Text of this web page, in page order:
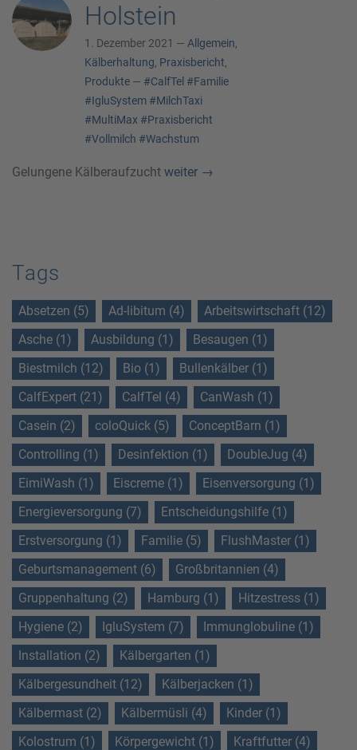
Holstein
1. Dezember 2021 — Allgemein,
Kälberhaltung, Praxisbericht,
Produkte — #CalfTel #Familie
#IgluSystem #MilchTaxi
#MultiMax #Praxisbericht
#Vollmilch #Wachstum
Gelungene Kälberaufzucht weiter →
Tags
Absetzen (5) Ad-libitum (4)
Arbeitswirtschaft (12)
Asche (1)
Ausbildung (1)
Besaugen (1)
Biestmilch (12)
Bio (1)
Bullenkälber (1)
CalfExpert (21)
CalfTel (4)
CanWash (1)
Casein (2)
coloQuick (5)
ConceptBarn (1)
Controlling (1)
Desinfektion (1)
DoubleJug (4)
EimiWash (1)
Eiscreme (1)
Eisenversorgung (1)
Energieversorgung (7)
Entscheidungshilfe (1)
Erstversorgung (1)
Familie (5)
FlushMaster (1)
Geburtsmanagement (6)
Großbritannien (4)
Gruppenhaltung (2)
Hamburg (1)
Hitzestress (1)
Hygiene (2)
IgluSystem (7)
Immunglobuline (1)
Installation (2)
Kälbergarten (1)
Kälbergesundheit (12)
Kälberjacken (1)
Kälbermast (2)
Kälbermüsli (4)
Kinder (1)
Kolostrum (1)
Körpergewicht (1)
Kraftfutter (4)